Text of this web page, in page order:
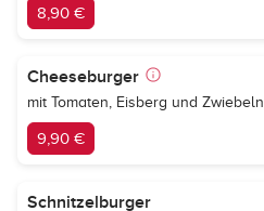
8,90 €
Cheeseburger
mit Tomaten, Eisberg und Zwiebeln
9,90 €
Schnitzelburger